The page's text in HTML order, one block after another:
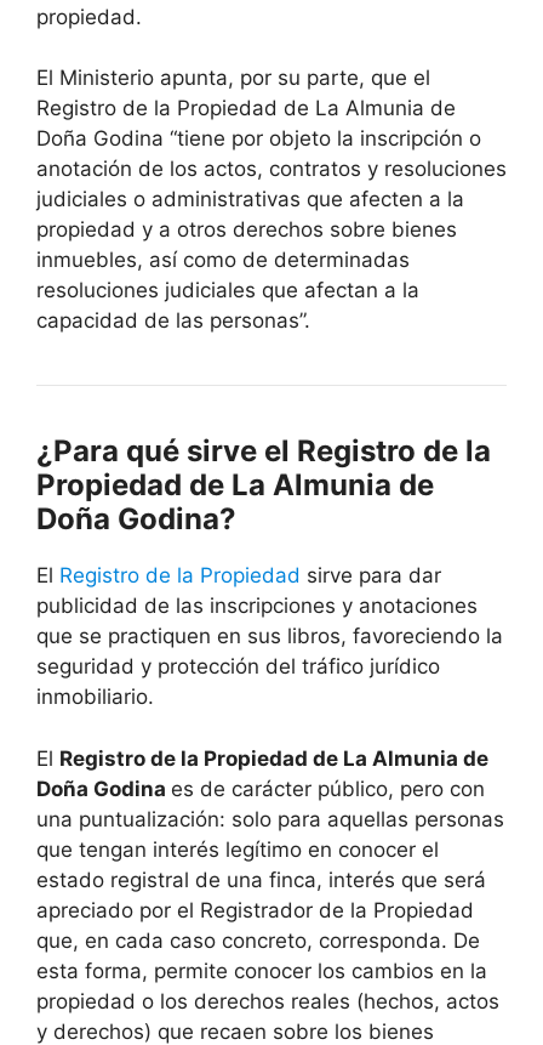
propiedad.
El Ministerio apunta, por su parte, que el
Registro de la Propiedad de La Almunia de
Doña Godina “tiene por objeto la inscripción o
anotación de los actos, contratos y resoluciones
judiciales o administrativas que afecten a la
propiedad y a otros derechos sobre bienes
inmuebles, así como de determinadas
resoluciones judiciales que afectan a la
capacidad de las personas”.
¿Para qué sirve el Registro de la
Propiedad de La Almunia de
Doña Godina?
El Registro de la Propiedad sirve para dar
publicidad de las inscripciones y anotaciones
que se practiquen en sus libros, favoreciendo la
seguridad y protección del tráfico jurídico
inmobiliario.
El Registro de la Propiedad de La Almunia de
Doña Godina es de carácter público, pero con
una puntualización: solo para aquellas personas
que tengan interés legítimo en conocer el
estado registral de una finca, interés que será
apreciado por el Registrador de la Propiedad
que, en cada caso concreto, corresponda. De
esta forma, permite conocer los cambios en la
propiedad o los derechos reales (hechos, actos
y derechos) que recaen sobre los bienes